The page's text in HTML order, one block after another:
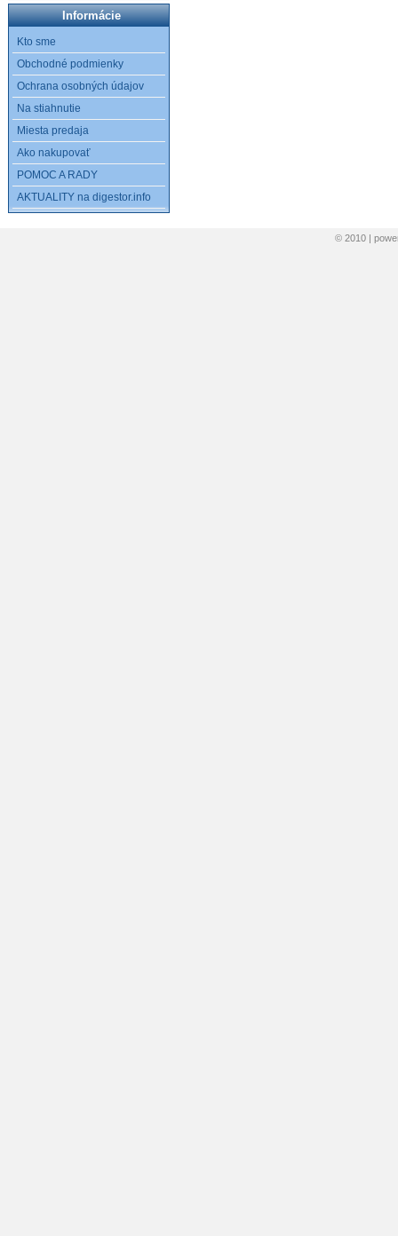
Informácie
Kto sme
Obchodné podmienky
Ochrana osobných údajov
Na stiahnutie
Miesta predaja
Ako nakupovať
POMOC A RADY
AKTUALITY na digestor.info
© 2010 |